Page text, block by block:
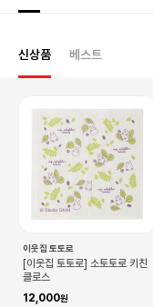
신상품 베스트
이웃집 토토로
[이웃집 토토로] 소토토로 키친
클로스
12,000